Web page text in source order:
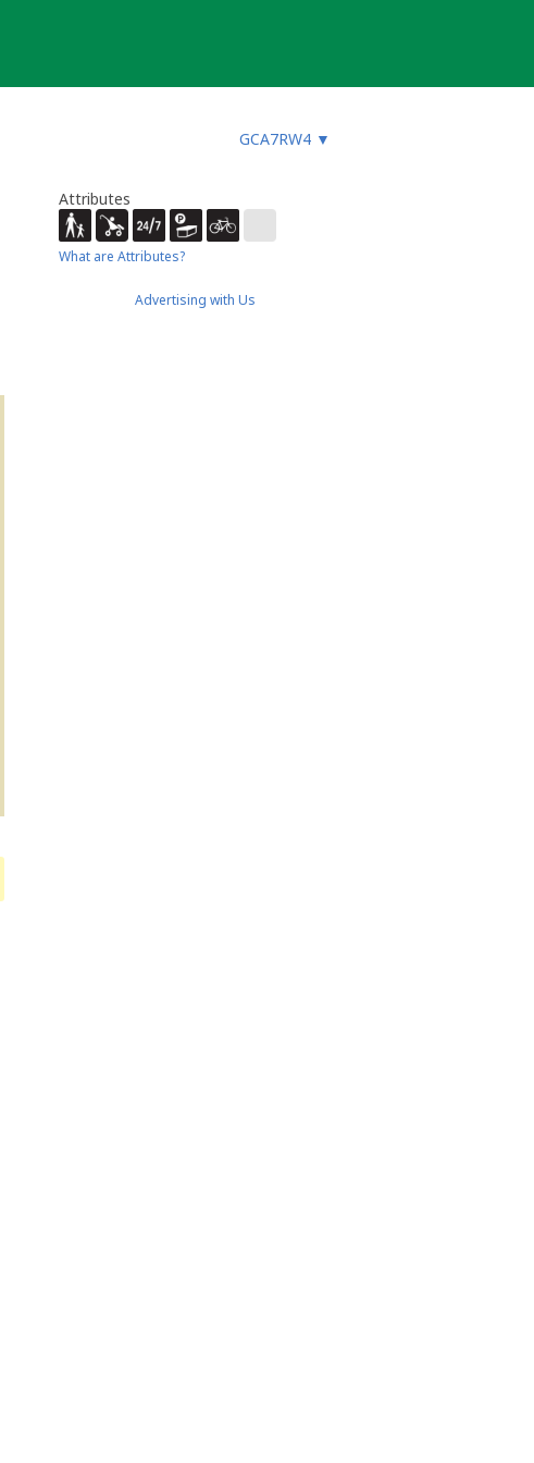
GCA7RW4 ▼
Attributes
What are Attributes?
Advertising with Us